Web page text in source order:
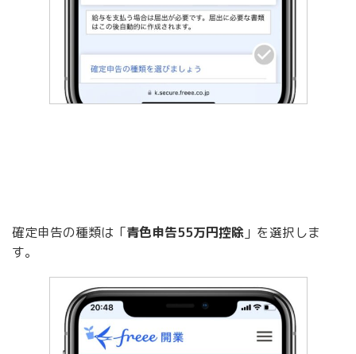
確定申告の種類は「青色申告55万円控除 」を選択しま
す。